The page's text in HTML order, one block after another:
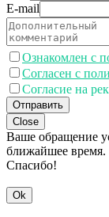
E-mail
Ознакомлен с
Согласен с
Согласие на
Отправить
Close
Ваше обращение
ближайшее время.
Спасибо!
Ok